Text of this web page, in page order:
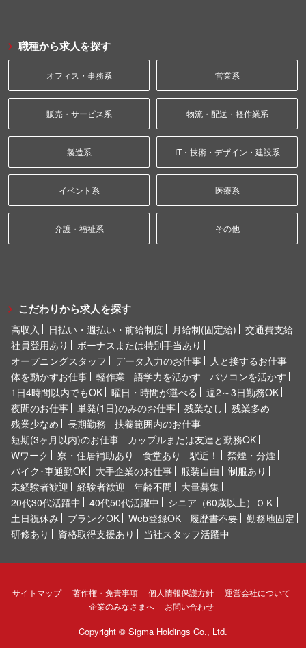
職種から求人を探す
オフィス・事務系 営業系
販売・サービス系 物流・配送・軽作業系
製造系 IT・技術・デザイン・建設系
イベント系 医療系
介護・福祉系 その他
こだわりから求人を探す
高収入 日払い・週払い・前給制度 月給制(固定給)
交通費支給
社員登用あり
ボーナスまたは特別手当あり
オープニングスタッフ
データ入力のお仕事
人と接するお仕事
体を動かすお仕事
軽作業 語学力を活かす
パソコンを活かす
1日4時間以内でもOK
曜日・時間が選べる
週2～3日勤務OK
夜間のお仕事
単発(1日)のみのお仕事 残業なし
残業多め
残業少なめ
長期勤務
扶養範囲内のお仕事
短期(3ヶ月以内)のお仕事
カップルまたは友達と勤務OK
Wワーク
寮・住居補助あり 食堂あり 駅近！
禁煙・分煙
バイク･車通勤OK
大手企業のお仕事 服装自由
制服あり
未経験者歓迎
経験者歓迎 年齢不問
大量募集
20代30代活躍中
40代50代活躍中
シニア（60歳以上）ＯＫ
土日祝休み
ブランクOK Web登録OK 履歴書不要
勤務地固定
研修あり
資格取得支援あり 当社スタッフ活躍中
サイトマップ 著作権・免責事項 個人情報保護方針
運営会社について
企業のみなさまへ
お問い合わせ
Copyright © Sigma Holdings Co., Ltd.